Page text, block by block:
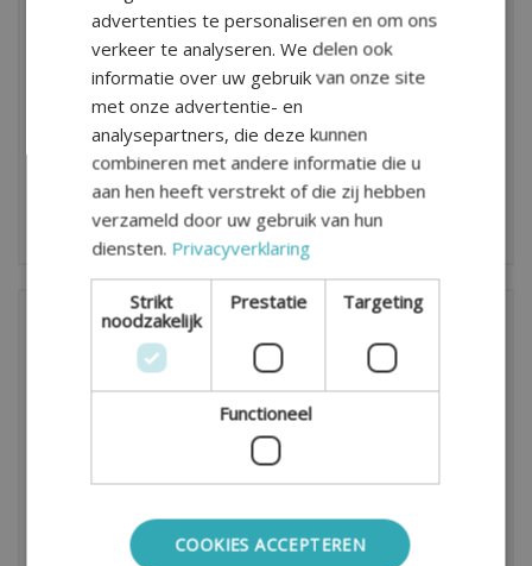
uitmaken indien u in 2019 of in 2020 een verzoek tot
echtscheiding indient. Heeft u vragen over
partneralimentatie of wat de nieuwe wetgeving voor
u betekent? Neem dan vrijblijvend
Onderwerpen
Algemeen
Wet- en Regelgeving
advertenties te personaliseren en om ons
verkeer te analyseren. We delen ook
informatie over uw gebruik van onze site
met onze advertentie- en
analysepartners, die deze kunnen
combineren met andere informatie die u
aan hen heeft verstrekt of die zij hebben
verzameld door uw gebruik van hun
diensten. Privacyverklaring
Strikt
noodzakelijk
Prestatie Targeting
Functioneel
COOKIES ACCEPTEREN